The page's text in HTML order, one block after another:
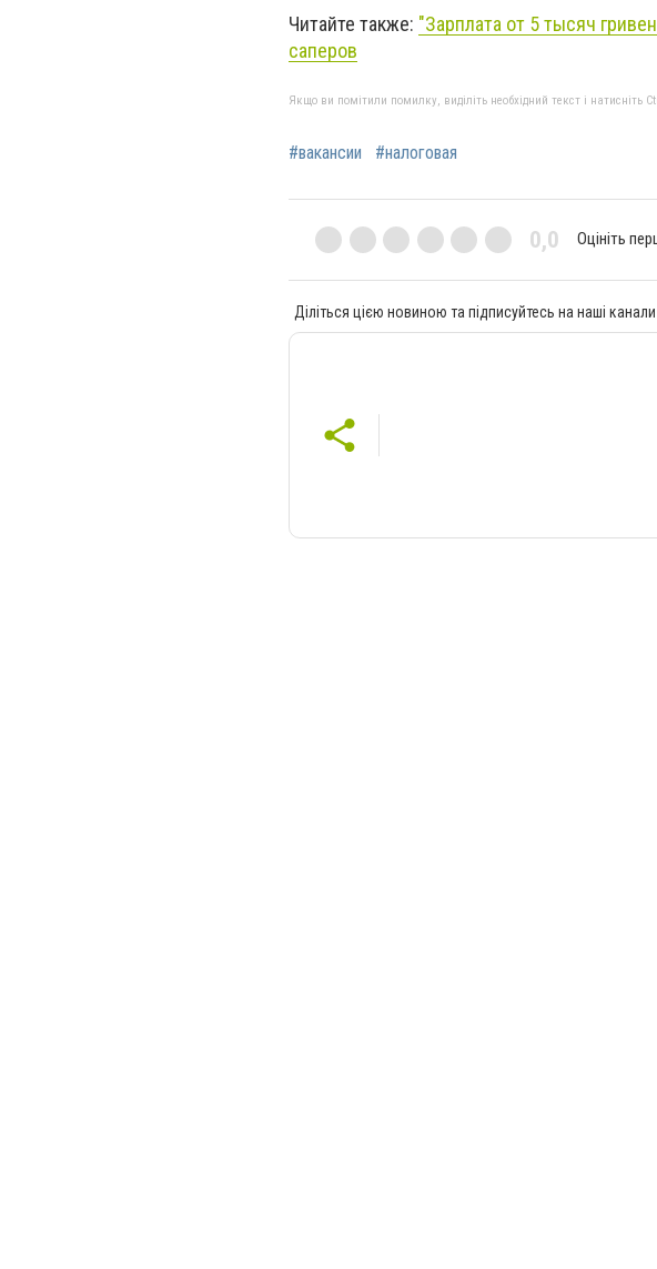
Читайте также: "Зарплата от 5 тысяч
саперов
Якщо ви помітили помилку, виділіть необхідний текст і натисніть
#вакансии #налоговая
0,0 Оцініть
Діліться цією новиною та підписуйтесь на наші канали